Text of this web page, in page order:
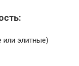
элитные)